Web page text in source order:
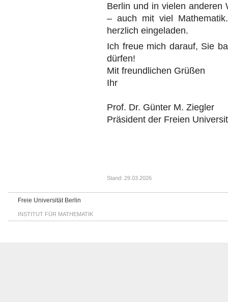
Berlin und in vielen anderen
– auch mit viel
herzlich eingeladen.
Ich freue mich darauf, Sie
dürfen!
Mit freundlichen Grüßen
Ihr
Prof. Dr. Günter M. Ziegler
Präsident der Freien
Stand: 29.03.2026
Freie Universität Berlin
INSTITUT FÜR MATHEMATIK